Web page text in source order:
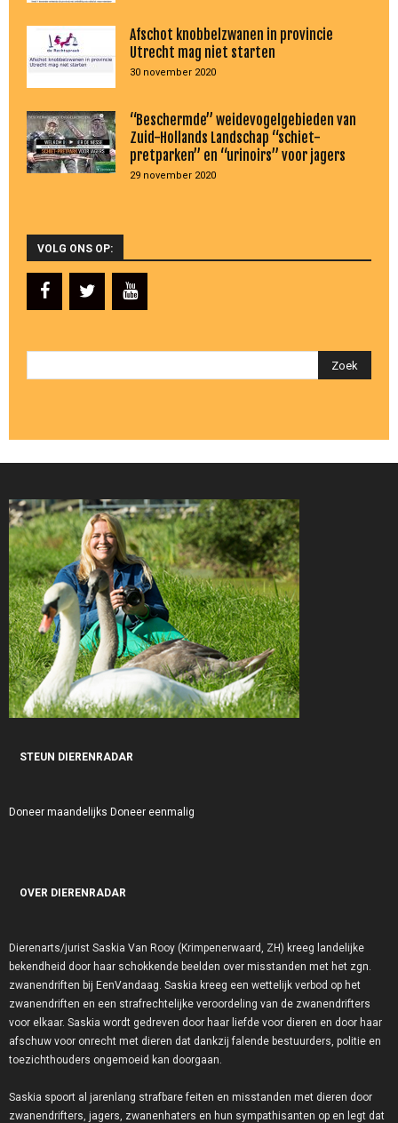
Afschot knobbelzwanen in provincie
Utrecht mag niet starten
30 november 2020
“Beschermde” weidevogelgebieden van
Zuid-Hollands Landschap “schiet-
pretparken” en “urinoirs” voor jagers
29 november 2020
VOLG ONS OP:
STEUN DIERENRADAR
Doneer maandelijks Doneer eenmalig
OVER DIERENRADAR
Dierenarts/jurist Saskia Van Rooy (Krimpenerwaard, ZH) kreeg landelijke
bekendheid door haar schokkende beelden over misstanden met het zgn.
zwanendriften bij EenVandaag. Saskia kreeg een wettelijk verbod op het
zwanendriften en een strafrechtelijke veroordeling van de zwanendrifters
voor elkaar. Saskia wordt gedreven door haar liefde voor dieren en door haar
afschuw voor onrecht met dieren dat dankzij falende bestuurders, politie en
toezichthouders ongemoeid kan doorgaan.
Saskia spoort al jarenlang strafbare feiten en misstanden met dieren door
zwanendrifters, jagers, zwanenhaters en hun sympathisanten op en legt dat